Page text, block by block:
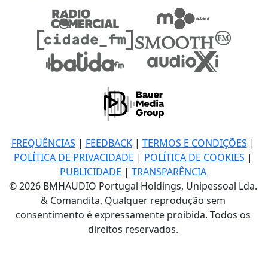
FREQUÊNCIAS | FEEDBACK| TERMOS E CONDIÇÕES |
POLÍTICA DE PRIVACIDADE | POLÍTICA DE COOKIES |
PUBLICIDADE | TRANSPARÊNCIA
© 2026 BMHAUDIO Portugal Holdings, Unipessoal Lda.
& Comandita, Qualquer reprodução sem
consentimento é expressamente proibida. Todos os
direitos reservados.